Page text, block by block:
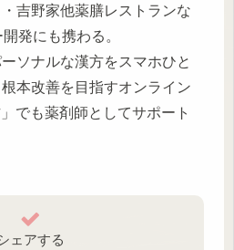
吉野家他薬膳レストランな
発にも携わる。
ソナルな漢方をスマホひと
本改善を目指すオンライン
でも薬剤師としてサポート
ェアする